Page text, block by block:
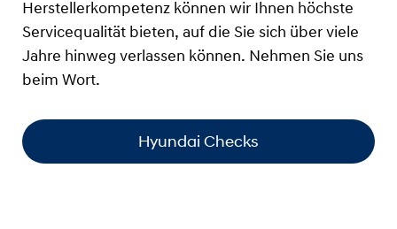
Herstellerkompetenz können wir Ihnen höchste
Servicequalität bieten, auf die Sie sich über viele
Jahre hinweg verlassen können. Nehmen Sie uns
beim Wort.
Hyundai Checks